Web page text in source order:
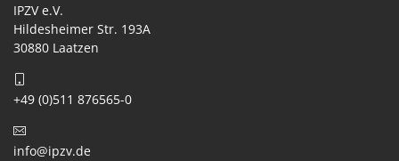
IPZV e.V.
Hildesheimer Str. 193A
30880 Laatzen
+49 (0)511 876565-0
info@ipzv.de